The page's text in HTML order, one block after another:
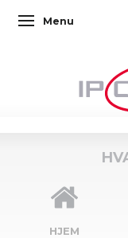
Skifte navigation
Menu
HJEM